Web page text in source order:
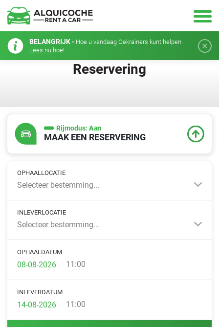
BELANGRIJK - Hoe u vandaag Oekraïners kunt helpen.
Lees nu hoe!
Reservering
Rijmodus: Aan
MAAK EEN RESERVERING
OPHAALLOCATIE
Selecteer bestemming...
INLEVERLOCATIE
Selecteer bestemming...
OPHAALDATUM
11:00
INLEVERDATUM
11:00